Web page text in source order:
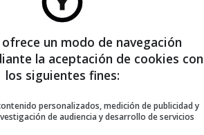
un modo de navegación
la aceptación de cookies con
los siguientes fines:
personalizados, medición de publicidad y
de audiencia y desarrollo de servicios